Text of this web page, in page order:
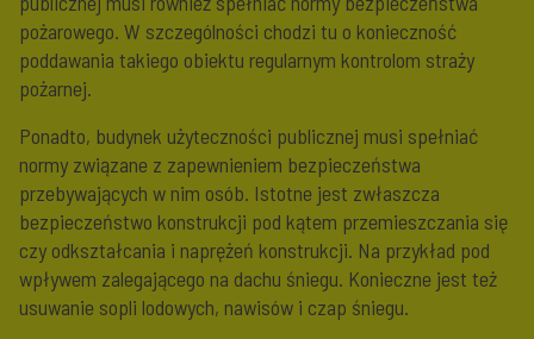
pożarowego. W szczególności chodzi tu o konieczność
poddawania takiego obiektu regularnym kontrolom straży
pożarnej.
Ponadto, budynek użyteczności publicznej musi spełniać
normy związane z zapewnieniem bezpieczeństwa
przebywających w nim osób. Istotne jest zwłaszcza
bezpieczeństwo konstrukcji pod kątem przemieszczania się
czy odkształcania i naprężeń konstrukcji. Na przykład pod
wpływem zalegającego na dachu śniegu. Konieczne jest też
usuwanie sopli lodowych, nawisów i czap śniegu.